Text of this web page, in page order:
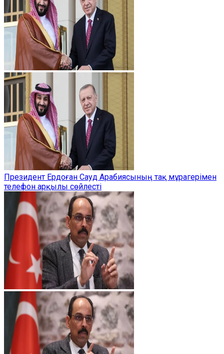
Президент Ердоған Сауд Арабиясының тақ мұрагерімен
телефон арқылы сөйлесті